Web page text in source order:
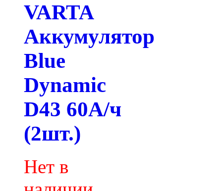
VARTA
Аккумулятор
Blue
Dynamic
D43 60А/ч
(2шт.)
Нет в